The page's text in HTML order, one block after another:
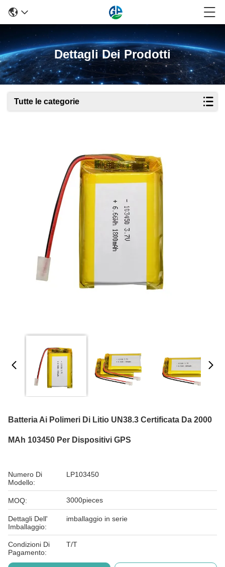
Dettagli Dei Prodotti
Tutte le categorie
Batteria Ai Polimeri Di Litio UN38.3 Certificata Da 2000
MAh 103450 Per Dispositivi GPS
Numero Di
Modello:
LP103450
MOQ: 3000pieces
Dettagli Dell'
Imballaggio:
imballaggio in serie
Condizioni Di
Pagamento:
T/T